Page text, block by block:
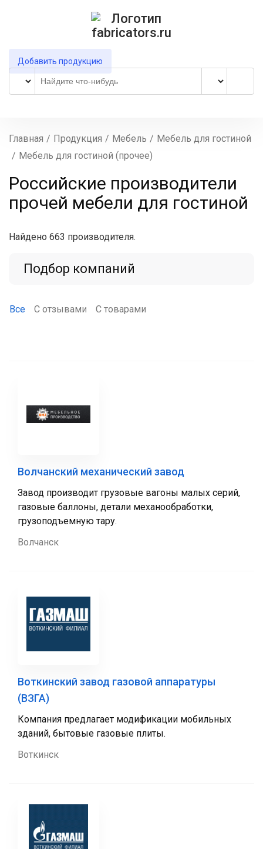
Добавить продукцию
Главная / Продукция / Мебель / Мебель для гостиной
/ Мебель для гостиной (прочее)
Российские производители
прочей мебели для гостиной
Найдено 663 производителя.
Подбор компаний
Все С отзывами С товарами
Волчанский механический завод
Завод производит грузовые вагоны малых серий,
газовые баллоны, детали механообработки,
грузоподъемную тару.
Волчанск
Воткинский завод газовой аппаратуры
(ВЗГА)
Компания предлагает модификации мобильных
зданий, бытовые газовые плиты.
Воткинск